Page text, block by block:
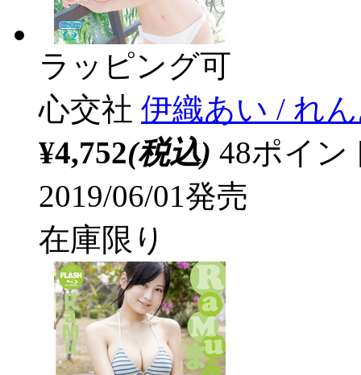
ラッピング可
心交社 伊織あい / れ
¥4,752(税込) 48ポイ
2019/06/01発売
在庫限り